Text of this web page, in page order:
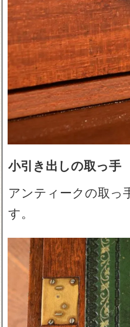
小引き出しの取っ手
アンティークの取っ
す。